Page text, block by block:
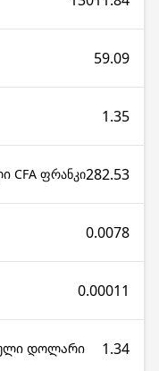
59.09
1.35
CFA ფრანკი282.53
0.0078
0.00011
დოლარი 1.34